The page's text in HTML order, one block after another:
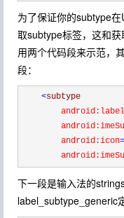
为了保证你的subtype
取subtype标签，这和
用两个代码段来示范，
段：
<subtype
android:label
        android:icon
下一段是输入法的
label_subtype_generic